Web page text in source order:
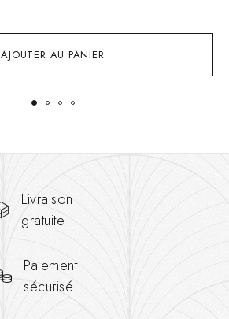
AJOUTER AU PANIER
Livraison
gratuite
Paiement
sécurisé